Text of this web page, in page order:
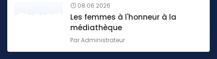
08.06.2026
Les femmes à l'honneur à la
médiathèque
ParAdministrateur